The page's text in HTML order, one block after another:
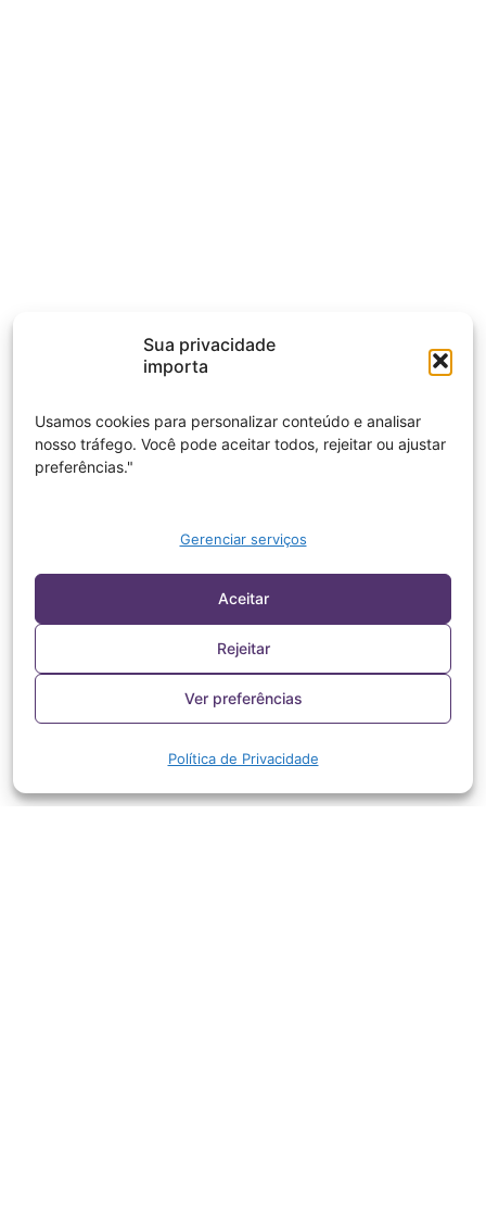
Sua privacidade
importa
Usamos cookies para personalizar conteúdo e analisar
nosso tráfego. Você pode aceitar todos, rejeitar ou ajustar
preferências."
Gerenciar serviços
Aceitar
Rejeitar
Ver preferências
Política de Privacidade